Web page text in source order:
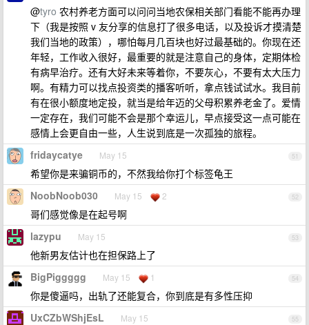
@tyro 农村养老方面可以问问当地农保相关部门看能不能再办理
下（我是按照 v 友分享的信息打了很多电话，以及投诉才摸清楚
我们当地的政策），哪怕每月几百块也好过最基础的。你现在还
年轻，工作收入很好，最重要的就是注意自己的身体，定期体检
有病早治疗。还有大好未来等着你，不要灰心，不要有太大压力
啊。有精力可以找点投资类的播客听听，拿点钱试试水。我目前
有在很小额度地定投，就当是给年迈的父母积累养老金了。爱情
一定存在，我们可能不会是那个幸运儿，早点接受这一点可能在
感情上会更自由一些，人生说到底是一次孤独的旅程。
51
fridaycatye May 15
希望你是来骗铜币的，不然我给你打个标签龟王
52
NoobNoob030 May 15 2
哥们感觉像是在起号啊
53
lazypu May 15
他新男友估计也在担保路上了
54
BigPiggggg May 15 1
你是傻逼吗，出轨了还能复合，你到底是有多性压抑
55
UxCZbWShjEsL May 15